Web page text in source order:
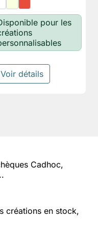
pour les
Voir détails
Cadhoc,
créations en stock,